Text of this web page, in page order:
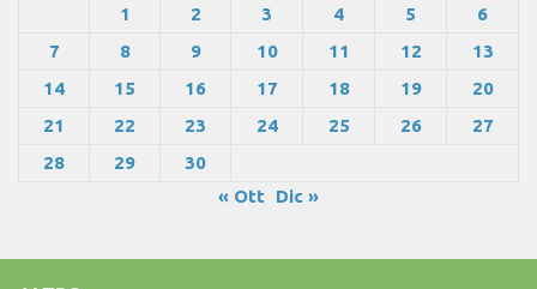
1 2 3 4 5
6
7
8 9 10 11 12
13
14
15 16 17 18 19
20
21
22 23 24 25 26
27
28
29
30
« Ott
Dic »